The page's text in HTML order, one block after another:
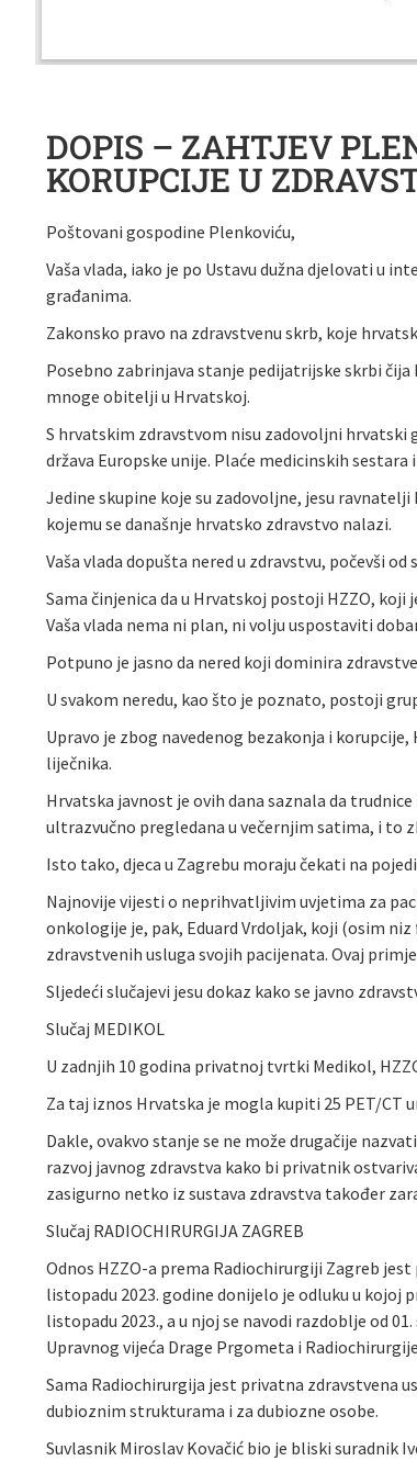
DOPIS – ZAHTJEV
KORUPCIJE U
Poštovani gospodine Plenkoviću,
Vaša vlada, iako je po Ustavu dužna djelovati u
građanima.
Zakonsko pravo na zdravstvenu skrb, koje
Posebno zabrinjava stanje pedijatrijske skrbi
mnoge obitelji u Hrvatskoj.
S hrvatskim zdravstvom nisu zadovoljni hrvatski
država Europske unije. Plaće medicinskih
Jedine skupine koje su zadovoljne, jesu
kojemu se današnje hrvatsko zdravstvo nalazi.
Vaša vlada dopušta nered u zdravstvu, počevši
Sama činjenica da u Hrvatskoj postoji HZZO,
Vaša vlada nema ni plan, ni volju uspostaviti
Potpuno je jasno da nered koji dominira
U svakom neredu, kao što je poznato, postoji
Upravo je zbog navedenog bezakonja i
liječnika.
Hrvatska javnost je ovih dana saznala da
ultrazvučno pregledana u večernjim satima, i to
Isto tako, djeca u Zagrebu moraju čekati na
Najnovije vijesti o neprihvatljivim uvjetima za
onkologije je, pak, Eduard Vrdoljak, koji (osim
zdravstvenih usluga svojih pacijenata. Ovaj
Sljedeći slučajevi jesu dokaz kako se javno
Slučaj MEDIKOL
U zadnjih 10 godina privatnoj tvrtki Medikol,
Za taj iznos Hrvatska je mogla kupiti 25 PET/CT
Dakle, ovakvo stanje se ne može drugačije
razvoj javnog zdravstva kako bi privatnik
zasigurno netko iz sustava zdravstva također
Slučaj RADIOCHIRURGIJA ZAGREB
Odnos HZZO-a prema Radiochirurgiji Zagreb
listopadu 2023. godine donijelo je odluku u kojoj
listopadu 2023., a u njoj se navodi razdoblje od
Upravnog vijeća Drage Prgometa i
Sama Radiochirurgija jest privatna zdravstvena
dubioznim strukturama i za dubiozne osobe.
Suvlasnik Miroslav Kovačić bio je bliski suradnik